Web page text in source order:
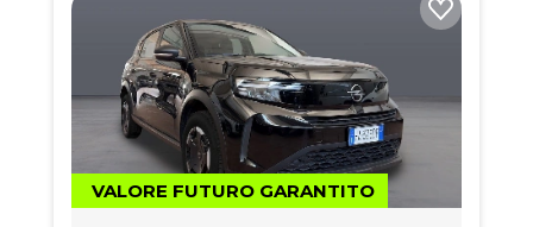
VALORE FUTURO GARANTITO